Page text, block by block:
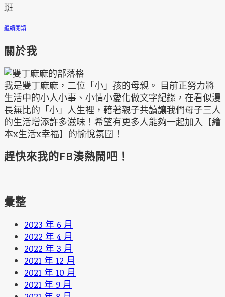
班
繼續閱讀
關於我
我是雙丁麻麻，二位「小」孩的母親。 目前正努力將
生活中的小人小事、小情小愛化做文字紀錄，在看似漫
長無比的「小」人生裡，藉著親子共讀讓我們母子三人
的生活增添許多滋味！希望有更多人能夠一起加入【繪
本x生活x幸福】的愉悅氛圍！
趕快來我的FB湊熱鬧吧！
彙整
2023 年 6 月
2022 年 4 月
2022 年 3 月
2021 年 12 月
2021 年 10 月
2021 年 9 月